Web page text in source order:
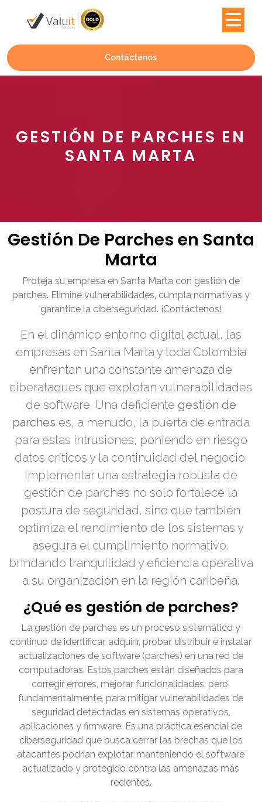
Contáctenos
GESTIÓN DE PARCHES EN
SANTA MARTA
Gestión De Parches en Santa
Marta
Proteja su empresa en Santa Marta con gestión de
parches. Elimine vulnerabilidades, cumpla normativas y
garantice la ciberseguridad. ¡Contáctenos!
En el dinámico entorno digital actual, las
empresas en Santa Marta y toda Colombia
enfrentan una constante amenaza de
ciberataques que explotan vulnerabilidades
de software. Una deficiente gestión de
parches es, a menudo, la puerta de entrada
para estas intrusiones, poniendo en riesgo
datos críticos y la continuidad del negocio.
Implementar una estrategia robusta de
gestión de parches no solo fortalece la
postura de seguridad, sino que también
optimiza el rendimiento de los sistemas y
asegura el cumplimiento normativo,
brindando tranquilidad y eficiencia operativa
a su organización en la región caribeña.
¿Qué es gestión de parches?
La gestión de parches es un proceso sistemático y
continuo de identificar, adquirir, probar, distribuir e instalar
actualizaciones de software (parches) en una red de
computadoras. Estos parches están diseñados para
corregir errores, mejorar funcionalidades, pero,
fundamentalmente, para mitigar vulnerabilidades de
seguridad detectadas en sistemas operativos,
aplicaciones y firmware. Es una práctica esencial de
ciberseguridad que busca cerrar las brechas que los
atacantes podrían explotar, manteniendo el software
actualizado y protegido contra las amenazas más
recientes.